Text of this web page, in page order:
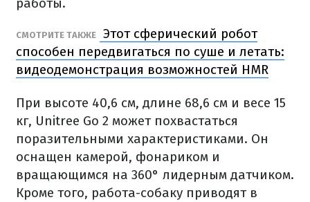
СМОТРИТЕ ТАКЖЕ
Этот сферический робот
способен передвигаться по суше и летать:
видеодемонстрация возможностей HMR
При высоте 40,6 см, длине 68,6 см и весе 15
кг, Unitree Go 2 может похвастаться
поразительными характеристиками. Он
оснащен камерой, фонариком и
вращающимся на 360° лидерным датчиком.
Кроме того, работа-собаку приводят в